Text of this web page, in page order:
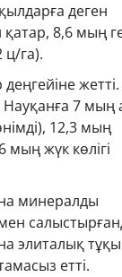
деген
8,6 мың
ц/га).
7 мың
12,3 мың
жүк көлігі
минералды
элиталық
етті.